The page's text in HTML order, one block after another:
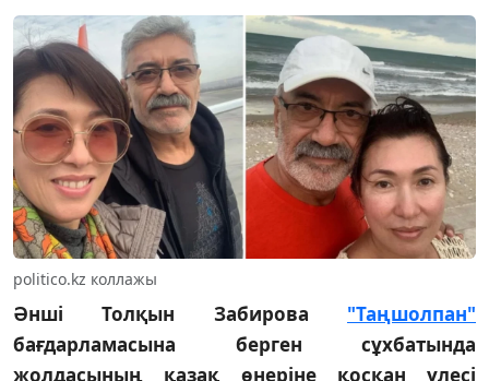
politico.kz коллажы
Әнші Толқын Забирова "Таңшолпан"
бағдарламасына берген сұхбатында
жолдасының қазақ өнеріне қосқан үлесі